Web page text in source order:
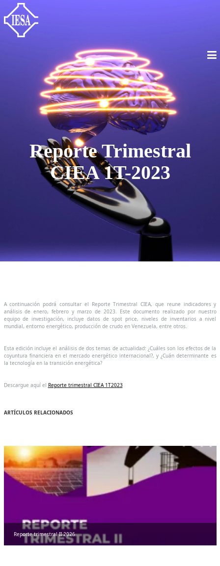
Reporte Trimestral
CIEA 1T-2023
A continuación podrá consultar el Reporte Trimestral CIEA, que reune indicadores y
análisis de enero, febrero y marzo de 2023. Este documento realizado por nuestro
equipo de investigación, incluye datos de spot price, niveles de inventarios a nivel
mundial, entorno energético, producción de crudo en Venezuela, entre otros.
Esta edición incluye el análisis de dos temas de actualidad: ¿Cuáles son los efectos de la
coyuntura financiera en el mercado energético internacional?, y ¿Cuán determinante es
la tecnología en la transición energética?
Descargue aquí el Reporte trimestral CIEA 1T2023
ARTÍCULOS RELACIONADOS
Reporte trimestral II 2026